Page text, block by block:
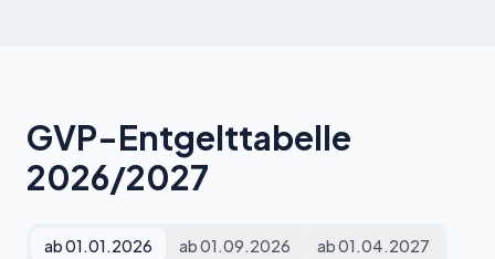
GVP-Entgelttabelle
2026/2027
ab 01.01.2026 ab 01.09.2026 ab 01.04.2027